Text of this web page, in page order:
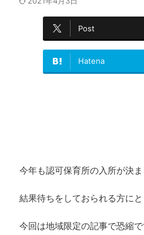
Post
Hatena
今年も認可保育所の入所が決ま
結果待ちをしておられる方に
今回は地域限定の記事で恐縮